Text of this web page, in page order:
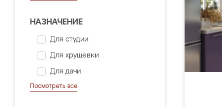
НАЗНАЧЕНИЕ
Для студии
Для хрущевки
Для дачи
Посмотреть все